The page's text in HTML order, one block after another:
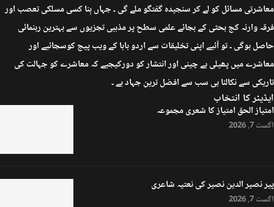
معاشرتی مسائل کو لے کر سنجیدہ گفتگو ملے گی ۔ جہاں بِنا کسی مسلکی تعصب اور
فرقہ وارنہ کج بحثی کے بجائے علمی سطح پر مذہبی تجزیوں سے بہترین رہنمائی
حاصل ہوگی ۔ تو آئیے اپنی تخلیقات سے اردو بابا کے ویب پیج کوسجائیے اور
معاشرے میں پھیلی بے چینی اور انتشار کو دورکیجیے کہ معاشرے کو جہالت کی
تاریکی سے نکالنا ہی سب سے افضل ترین جہاد ہے ۔
ایڈیٹر کا انتخاب
امتیاز الحق امتیاز کا شعری مجموعہ
اگست 7, 2026
پیر نصیر الدین نصیر کی نعتیہ شاعری
اگست 7, 2026